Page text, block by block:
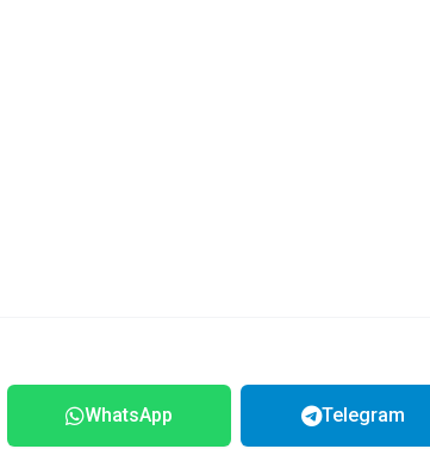
WhatsApp Telegram